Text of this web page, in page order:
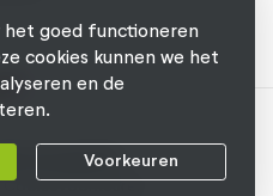
Groep B.V.
Cookievoorkeuren
het goed functioneren
cookies kunnen we het
en de
Voorkeuren